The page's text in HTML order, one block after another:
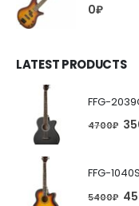
0₽
LATEST PRODUCTS
FFG-
4700₽
5400₽